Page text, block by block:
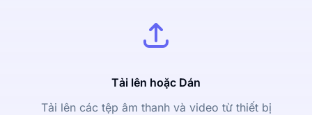
Tải lên hoặc Dán
Tải lên các tệp âm thanh và video từ thiết bị